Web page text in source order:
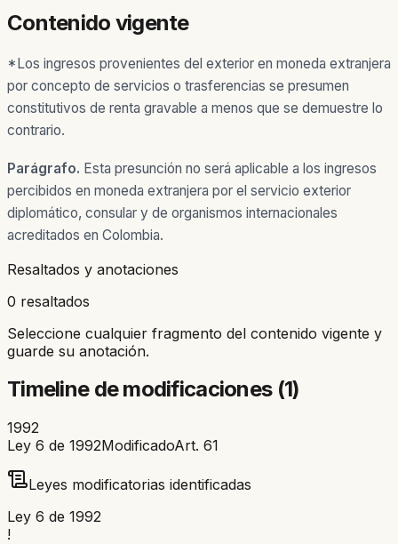
Contenido vigente
*Los ingresos provenientes del exterior en moneda extranjera
por concepto de servicios o trasferencias se presumen
constitutivos de renta gravable a menos que se demuestre lo
contrario.
Parágrafo. Esta presunción no será aplicable a los ingresos
percibidos en moneda extranjera por el servicio exterior
diplomático, consular y de organismos internacionales
acreditados en Colombia.
Resaltados y anotaciones
0 resaltados
Seleccione cualquier fragmento del contenido vigente y
guarde su anotación.
Timeline de modificaciones (1)
1992
Ley 6 de 1992ModificadoArt. 61
Leyes modificatorias identificadas
Ley 6 de 1992
!